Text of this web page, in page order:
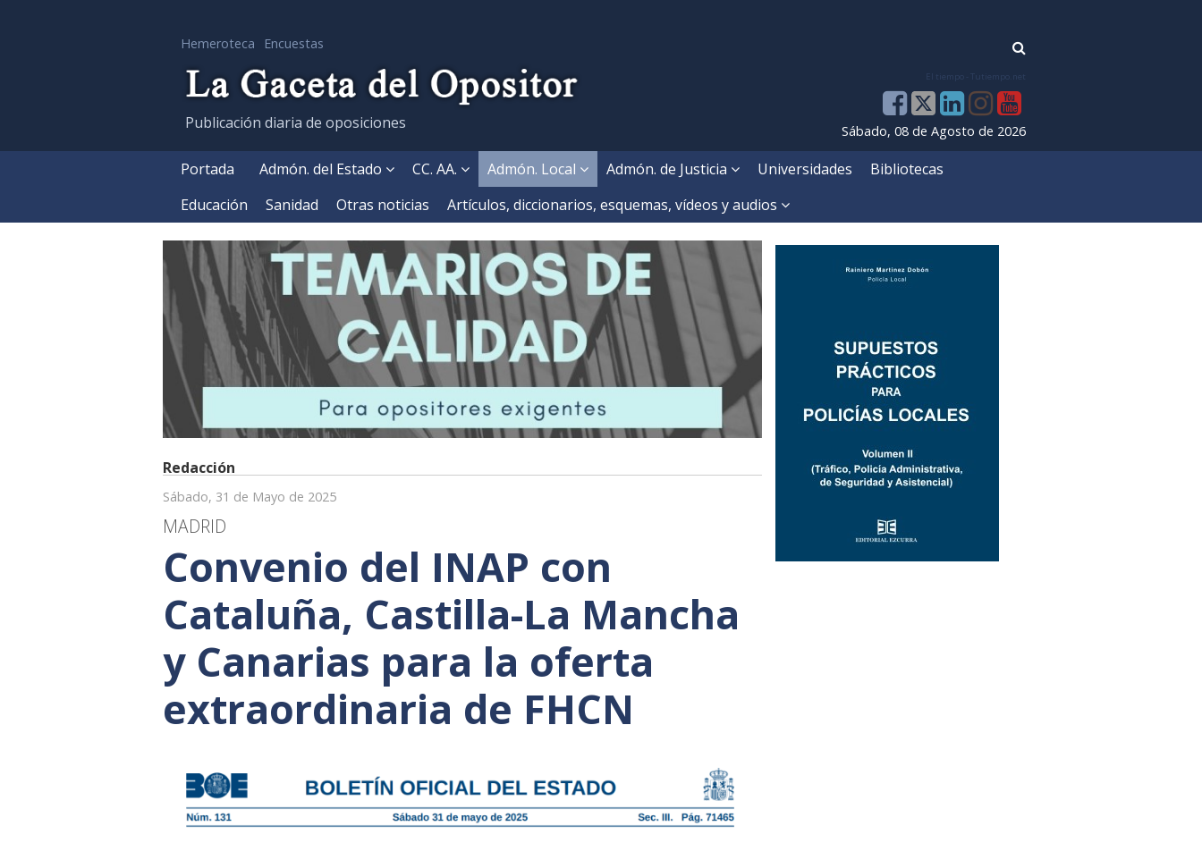
Hemeroteca Encuestas
Publicación diaria de oposiciones
El tiempo - Tutiempo.net
Sábado, 08 de Agosto de 2026
Portada Admón. del Estado CC. AA. Admón. Local Admón. de Justicia Universidades
Bibliotecas
Educación
Sanidad Otras noticias Artículos, diccionarios, esquemas, vídeos y audios
Redacción
Sábado, 31 de Mayo de 2025
MADRID
Convenio del INAP con
Cataluña, Castilla-La Mancha
y Canarias para la oferta
extraordinaria de FHCN